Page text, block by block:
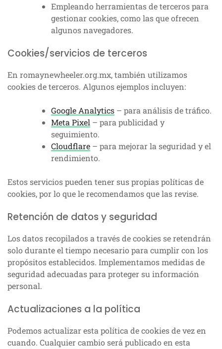
Empleando herramientas de terceros para
gestionar cookies, como las que ofrecen
algunos navegadores.
Cookies/servicios de terceros
En romaynewheeler.org.mx, también utilizamos
cookies de terceros. Algunos ejemplos incluyen:
Google Analytics – para análisis de tráfico.
Meta Pixel – para publicidad y
seguimiento.
Cloudflare – para mejorar la seguridad y el
rendimiento.
Estos servicios pueden tener sus propias políticas de
cookies, por lo que le recomendamos que las revise.
Retención de datos y seguridad
Los datos recopilados a través de cookies se retendrán
solo durante el tiempo necesario para cumplir con los
propósitos establecidos. Implementamos medidas de
seguridad adecuadas para proteger su información
personal.
Actualizaciones a la política
Podemos actualizar esta política de cookies de vez en
cuando. Cualquier cambio será publicado en esta